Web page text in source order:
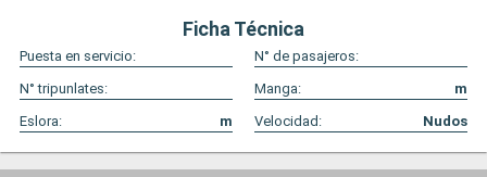
Ficha Técnica
Puesta en servicio:
N° de pasajeros:
N° tripunlates:
Manga:
m
Eslora:
m Velocidad: Nudos